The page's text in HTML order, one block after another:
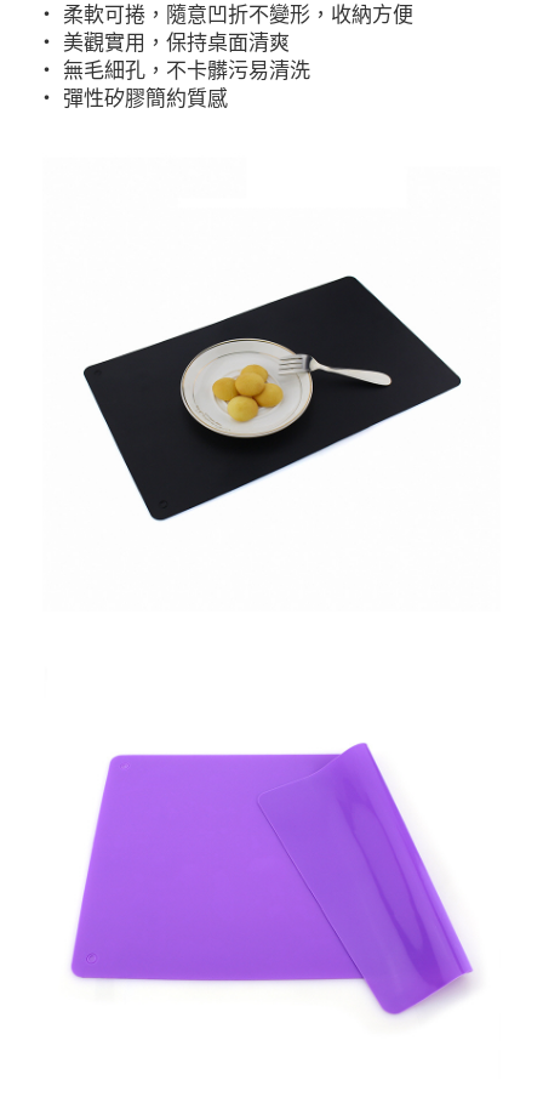
‧ 柔軟可捲，隨意凹折不變形，收納方便
‧ 美觀實用，保持桌面清爽
‧ 無毛細孔，不卡髒污易清洗
‧ 彈性矽膠簡約質感